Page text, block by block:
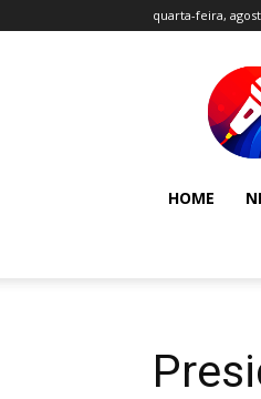
quarta-feira,
NA
MÍDIA
NEWS
HOME